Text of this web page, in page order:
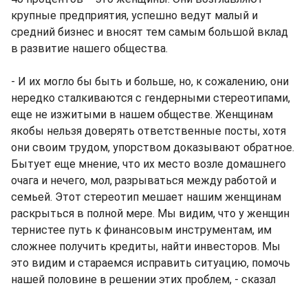
крупные предприятия, успешно ведут малый и
средний бизнес и вносят тем самым большой вклад
в развитие нашего общества.
- И их могло бы быть и больше, но, к сожалению, они
нередко сталкиваются с гендерными стереотипами,
еще не изжитыми в нашем обществе. Женщинам
якобы нельзя доверять ответственные посты, хотя
они своим трудом, упорством доказывают обратное.
Бытует еще мнение, что их место возле домашнего
очага и нечего, мол, разрываться между работой и
семьей. Этот стереотип мешает нашим женщинам
раскрыться в полной мере. Мы видим, что у женщин
тернистее путь к финансовым инструментам, им
сложнее получить кредиты, найти инвесторов. Мы
это видим и стараемся исправить ситуацию, помочь
нашей половине в решении этих проблем, - сказал